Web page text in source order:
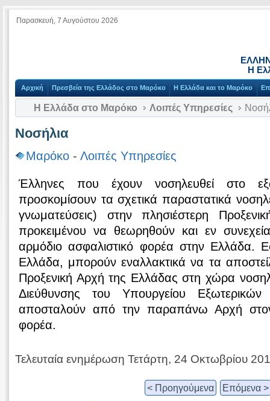
Παρασκευή, 7 Αυγούστου 2026
Η
Αρχική Πρεσβεία της Ελλάδος στο Μαρόκο Η Ελλάδα και το Μαρόκο
Η Ελλάδα στο Μαρόκο Λοιπές Υπηρεσίες
Νοσήλια
Μαρόκο - Λοιπές Υπηρεσίες
Έλληνες που έχουν νοσηλευθεί στο
προσκομίσουν τα σχετικά παραστατικά
γνωματεύσεις) στην πλησιέστερη
προκειμένου να θεωρηθούν και εν
αρμόδιο ασφαλιστικό φορέα στην Ελλάδα.
Ελλάδα, μπορούν εναλλακτικά να τα
Προξενική Αρχή της Ελλάδας στη χώρα
Διεύθυνσης του Υπουργείου
αποσταλούν από την παραπάνω Αρχή στον
φορέα.
Τελευταία ενημέρωση Τετάρτη, 24 Οκτωβρίου
< Προηγούμενα Επόμενα >